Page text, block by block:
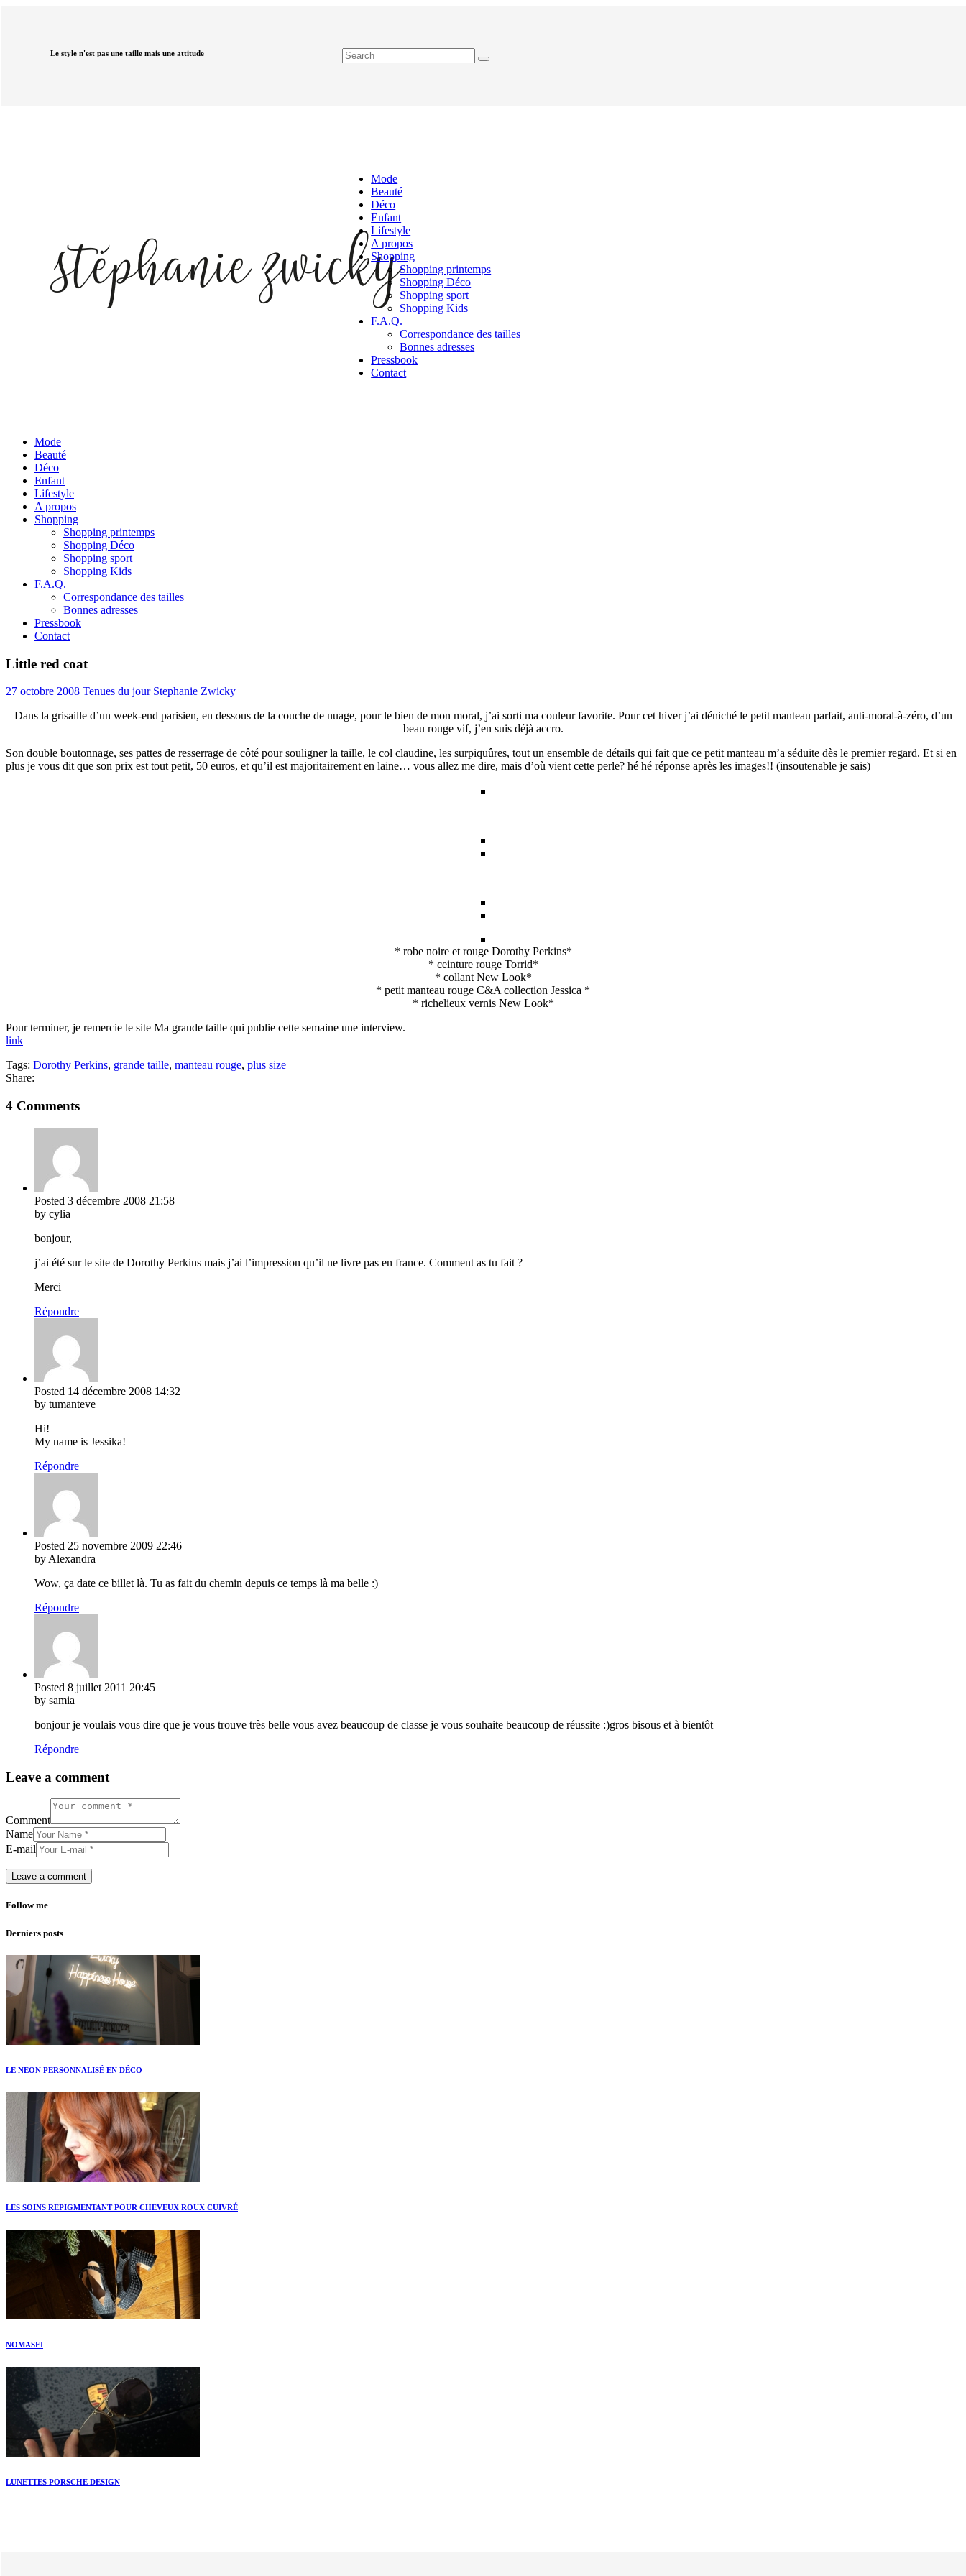
Le style n'est pas une taille mais une attitude
Mode
Beauté
Déco
Enfant
Lifestyle
A propos
Shopping
Shopping printemps
Shopping Déco
Shopping sport
Shopping Kids
F.A.Q.
Correspondance des tailles
Bonnes adresses
Pressbook
Contact
Mode
Beauté
Déco
Enfant
Lifestyle
A propos
Shopping
Shopping printemps
Shopping Déco
Shopping sport
Shopping Kids
F.A.Q.
Correspondance des tailles
Bonnes adresses
Pressbook
Contact
Little red coat
27 octobre 2008 Tenues du jour Stephanie Zwicky
Dans la grisaille d’un week-end parisien, en dessous de la couche de nuage, pour le bien de mon moral, j’ai sorti ma couleur favorite. Pour cet hiver j’ai déniché le petit manteau parfait, anti-moral-à-zéro, d’un
beau rouge vif, j’en suis déjà accro.
Son double boutonnage, ses pattes de resserrage de côté pour souligner la taille, le col claudine, les surpiquûres, tout un ensemble de détails qui fait que ce petit manteau m’a séduite dès le premier regard. Et si en
plus je vous dit que son prix est tout petit, 50 euros, et qu’il est majoritairement en laine… vous allez me dire, mais d’où vient cette perle? hé hé réponse après les images!! (insoutenable je sais)
* robe noire et rouge Dorothy Perkins*
* ceinture rouge Torrid*
* collant New Look*
* petit manteau rouge C&A collection Jessica *
* richelieux vernis New Look*
Pour terminer, je remercie le site Ma grande taille qui publie cette semaine une interview.
link
Tags: Dorothy Perkins, grande taille, manteau rouge, plus size
Share:
4 Comments
Posted 3 décembre 2008 21:58
by cylia
bonjour,
j’ai été sur le site de Dorothy Perkins mais j’ai l’impression qu’il ne livre pas en france. Comment as tu fait ?
Merci
Répondre
Posted 14 décembre 2008 14:32
by tumanteve
Hi!
My name is Jessika!
Répondre
Posted 25 novembre 2009 22:46
by Alexandra
Wow, ça date ce billet là. Tu as fait du chemin depuis ce temps là ma belle :)
Répondre
Posted 8 juillet 2011 20:45
by samia
bonjour je voulais vous dire que je vous trouve très belle vous avez beaucoup de classe je vous souhaite beaucoup de réussite :)gros bisous et à bientôt
Répondre
Leave a comment
Comment
Name
E-mail
Follow me
Derniers posts
LE NEON PERSONNALISÉ EN DÉCO
LES SOINS REPIGMENTANT POUR CHEVEUX ROUX CUIVRÉ
NOMASEI
LUNETTES PORSCHE DESIGN